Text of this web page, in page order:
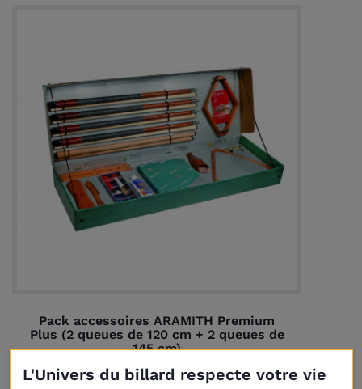
Pack accessoires ARAMITH Premium
Plus (2 queues de 120 cm + 2 queues de
145 cm)
449,00 €
L'Univers du billard respecte votre vie